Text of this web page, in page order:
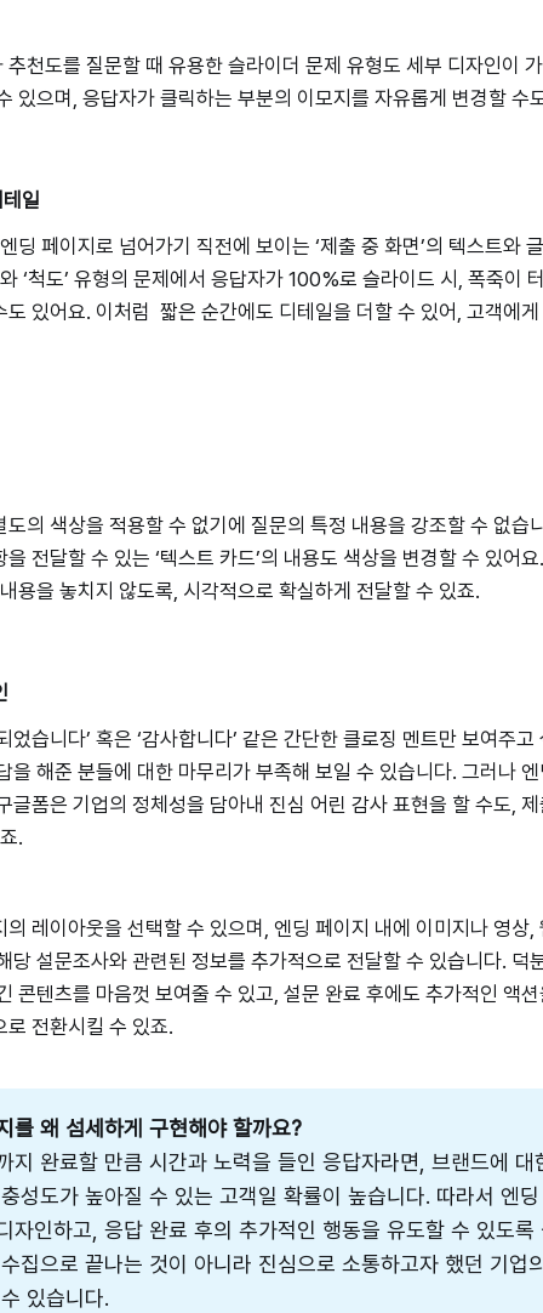
추천도를 질문할 때 유용한 슬라이더 문제 유형도 세부 디자인이
있으며, 응답자가 클릭하는 부분의 이모지를 자유롭게 변경할 수
일
딩 페이지로 넘어가기 직전에 보이는 ‘제출 중 화면’의 텍스트와
‘척도’ 유형의 문제에서 응답자가 100%로 슬라이드 시, 폭죽이
도 있어요. 이처럼 짧은 순간에도 디테일을 더할 수 있어, 고객에
도의 색상을 적용할 수 없기에 질문의 특정 내용을 강조할 수 없습
전달할 수 있는 ‘텍스트 카드’의 내용도 색상을 변경할 수 있어
용을 놓치지 않도록, 시각적으로 확실하게 전달할 수 있죠.
었습니다’ 혹은 ‘감사합니다’ 같은 간단한 클로징 멘트만 보여주
을 해준 분들에 대한 마무리가 부족해 보일 수 있습니다. 그러나
글폼은 기업의 정체성을 담아내 진심 어린 감사 표현을 할 수도,
.
의 레이아웃을 선택할 수 있으며, 엔딩 페이지 내에 이미지나 영상,
당 설문조사와 관련된 정보를 추가적으로 전달할 수 있습니다. 덕
콘텐츠를 마음껏 보여줄 수 있고, 설문 완료 후에도 추가적인 액
전환시킬 수 있죠.
를 왜 섬세하게 구현해야 할까요?
지 완료할 만큼 시간과 노력을 들인 응답자라면, 브랜드에 대
성도가 높아질 수 있는 고객일 확률이 높습니다. 따라서 엔
자인하고, 응답 완료 후의 추가적인 행동을 유도할 수 있도록
집으로 끝나는 것이 아니라 진심으로 소통하고자 했던 기업
있습니다.